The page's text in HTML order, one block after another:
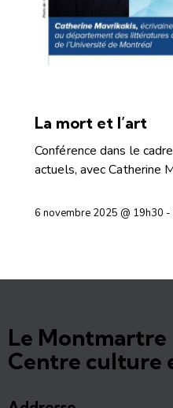
La mort et l’art
Conférence dans le
actuels, avec Catherine
6 novembre 2025 @ 19h30 -
Le Montmartre
Centre culture